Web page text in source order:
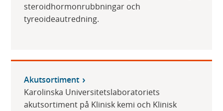
steroidhormonrubbningar och
tyreoideautredning.
Akutsortiment
Karolinska Universitetslaboratoriets
akutsortiment på Klinisk kemi och Klinisk